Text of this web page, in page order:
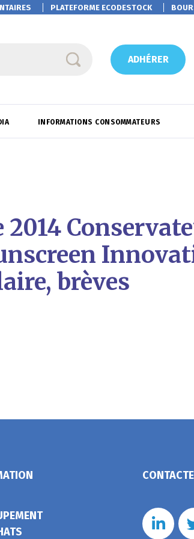
PLATEFORMEECODESTOCK
ADHÉRER
INFORMATIONS CONSOMMATEURS
2014
brèves